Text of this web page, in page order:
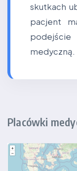
skutkach
pacjent
medyczną.
Placówki